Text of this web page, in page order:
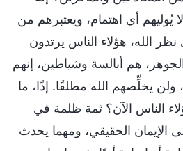
يُوليهم أي اهتمام، ويعتبرهم من
الله، هؤلاء الناس يرتدون
هم أبالسة وشياطين، إنهم
يخلِّصهم الله مطلقًا. إذًا، ما
الناس الآن؟ ثمة ظلمة في
الإيمان الحقيقي، ومهما يحدث